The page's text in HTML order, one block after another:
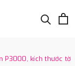
P3000, kích thước tờ